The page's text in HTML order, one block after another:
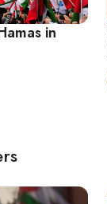
in